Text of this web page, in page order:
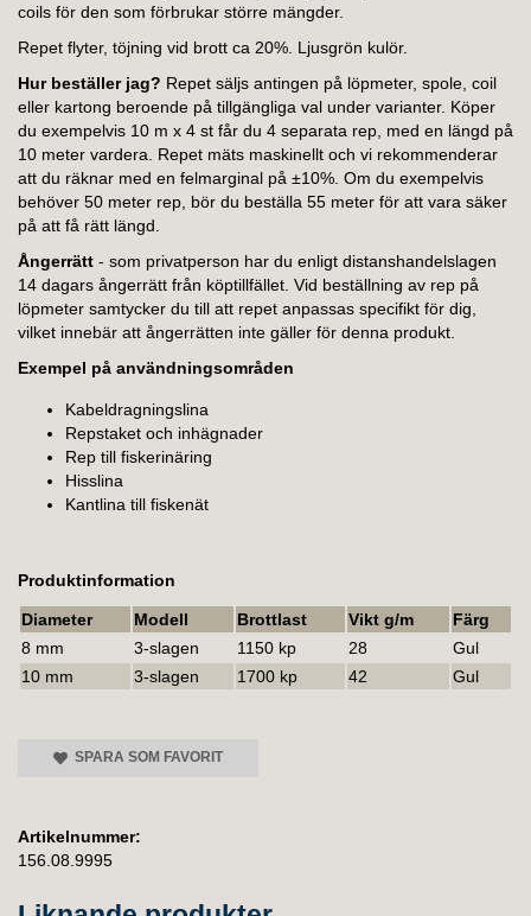
coils för den som förbrukar större mängder.
Repet flyter, töjning vid brott ca 20%. Ljusgrön kulör.
Hur beställer jag? Repet säljs antingen på löpmeter, spole, coil
eller kartong beroende på tillgängliga val under varianter. Köper
du exempelvis 10 m x 4 st får du 4 separata rep, med en längd på
10 meter vardera. Repet mäts maskinellt och vi rekommenderar
att du räknar med en felmarginal på ±10%. Om du exempelvis
behöver 50 meter rep, bör du beställa 55 meter för att vara säker
på att få rätt längd.
Ångerrätt - som privatperson har du enligt distanshandelslagen
14 dagars ångerrätt från köptillfället. Vid beställning av rep på
löpmeter samtycker du till att repet anpassas specifikt för dig,
vilket innebär att ångerrätten inte gäller för denna produkt.
Exempel på användningsområden
Kabeldragningslina
Repstaket och inhägnader
Rep till fiskerinäring
Hisslina
Kantlina till fiskenät
Produktinformation
Diameter Modell Brottlast Vikt g/m
Färg
8 mm
3-slagen 1150 kp 28
Gul
10 mm
3-slagen 1700 kp 42 Gul
SPARA SOM FAVORIT
Artikelnummer:
156.08.9995